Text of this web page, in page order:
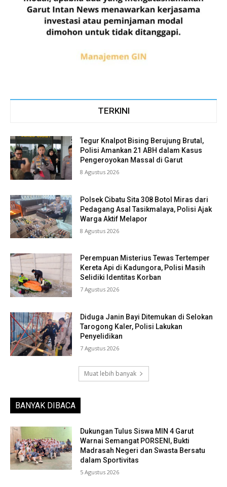
TERKINI
Tegur Knalpot Bising Berujung Brutal,
Polisi Amankan 21 ABH dalam Kasus
Pengeroyokan Massal di Garut
8 Agustus 2026
Polsek Cibatu Sita 308 Botol Miras dari
Pedagang Asal Tasikmalaya, Polisi Ajak
Warga Aktif Melapor
8 Agustus 2026
Perempuan Misterius Tewas Tertemper
Kereta Api di Kadungora, Polisi Masih
Selidiki Identitas Korban
7 Agustus 2026
Diduga Janin Bayi Ditemukan di Selokan
Tarogong Kaler, Polisi Lakukan
Penyelidikan
7 Agustus 2026
Muat lebih banyak
BANYAK DIBACA
Dukungan Tulus Siswa MIN 4 Garut
Warnai Semangat PORSENI, Bukti
Madrasah Negeri dan Swasta Bersatu
dalam Sportivitas
5 Agustus 2026